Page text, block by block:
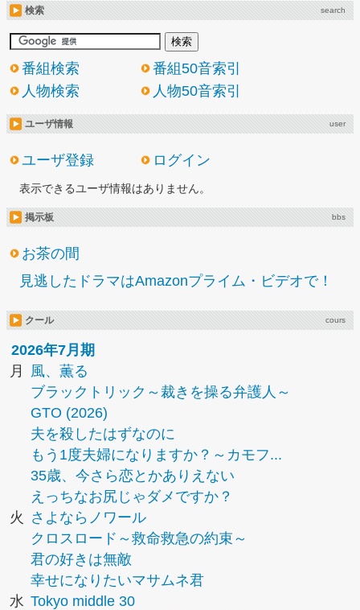
検索 search
番組検索
番組50音索引
人物検索
人物50音索引
ユーザ情報 user
ユーザ登録 ログイン
表示できるユーザ情報はありません。
掲示板 bbs
お茶の間
見逃したドラマはAmazonプライム・ビデオで！
クール cours
2026年7月期
月
風、薫る
ブラックトリック～裁きを操る弁護人～
GTO (2026)
夫を殺したはずなのに
もう1度夫婦になりますか？～カモフ...
35歳、今さら恋とかありえない
えっちなお尻じゃダメですか？
火
さよならノワール
クロスロード～救命救急の約束～
君の好きは無敵
幸せになりたいマサムネ君
水 Tokyo middle 30